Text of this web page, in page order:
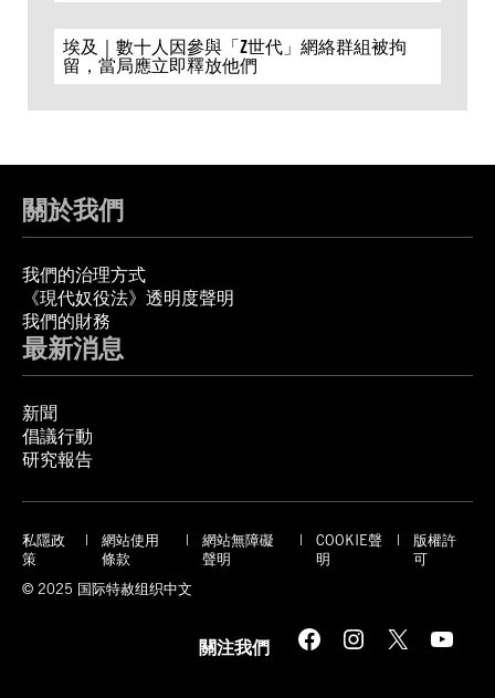
埃及｜數十人因參與「Z世代」網絡群組被拘
留，當局應立即釋放他們
關於我們
我們的治理方式
《現代奴役法》透明度聲明
我們的財務
最新消息
新聞
倡議行動
研究報告
私隱政
策
網站使用
條款
網站無障礙
聲明
COOKIE聲
明
版權許
可
© 2025 国际特赦组织中文
關注我們 Facebook Instagram X YouTube